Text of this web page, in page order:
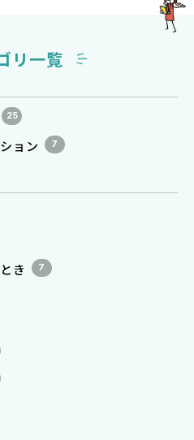
リ一覧
25
ョン 7
き 7